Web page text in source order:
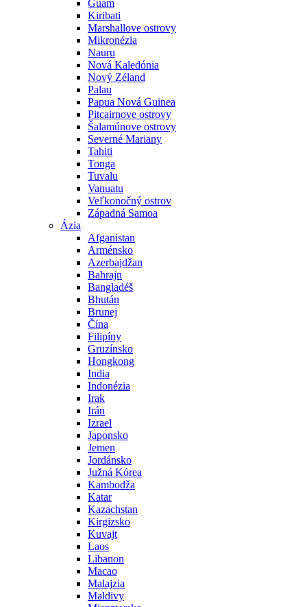
Guam
Kiribati
Marshallove ostrovy
Mikronézia
Nauru
Nová Kaledónia
Nový Zéland
Palau
Papua Nová Guinea
Pitcairnove ostrovy
Šalamúnove ostrovy
Severné Mariany
Tahiti
Tonga
Tuvalu
Vanuatu
Veľkonočný ostrov
Západná Samoa
Ázia
Afganistan
Arménsko
Azerbajdžan
Bahrajn
Bangladéš
Bhután
Brunej
Čína
Filipíny
Gruzínsko
Hongkong
India
Indonézia
Irak
Irán
Izrael
Japonsko
Jemen
Jordánsko
Južná Kórea
Kambodža
Katar
Kazachstan
Kirgizsko
Kuvajt
Laos
Libanon
Macao
Malajzia
Maldivy